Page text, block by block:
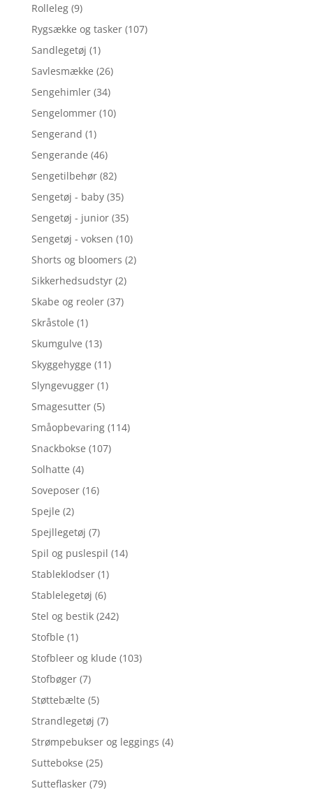
Rolleleg (9)
Rygsække og tasker (107)
Sandlegetøj (1)
Savlesmække (26)
Sengehimler (34)
Sengelommer (10)
Sengerand (1)
Sengerande (46)
Sengetilbehør (82)
Sengetøj - baby (35)
Sengetøj - junior (35)
Sengetøj - voksen (10)
Shorts og bloomers (2)
Sikkerhedsudstyr (2)
Skabe og reoler (37)
Skråstole (1)
Skumgulve (13)
Skyggehygge (11)
Slyngevugger (1)
Smagesutter (5)
Småopbevaring (114)
Snackbokse (107)
Solhatte (4)
Soveposer (16)
Spejle (2)
Spejllegetøj (7)
Spil og puslespil (14)
Stableklodser (1)
Stablelegetøj (6)
Stel og bestik (242)
Stofble (1)
Stofbleer og klude (103)
Stofbøger (7)
Støttebælte (5)
Strandlegetøj (7)
Strømpebukser og leggings (4)
Suttebokse (25)
Sutteflasker (79)